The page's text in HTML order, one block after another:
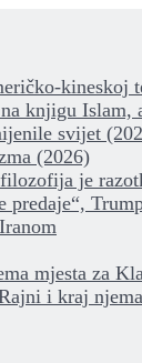
kineskoj
knjigu Islam,
svijet
(2026)
je
predaje“,
mjesta za
i kraj